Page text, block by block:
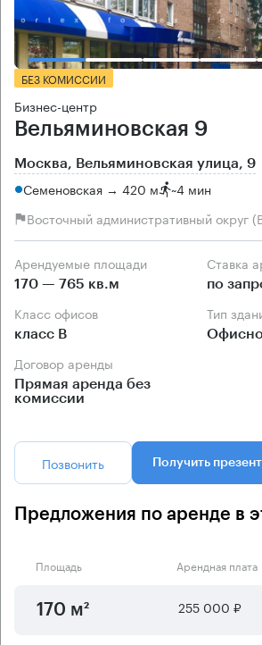
БЕЗ КОМИССИИ
Бизнес-центр
Вельяминовская 9
Москва, Вельяминовская улица, 9
Семеновская → 420 м ~4 мин
Восточный административный округ
Арендуемые площади
170 — 765 кв.м
Ставка
по
Класс офисов
класс B
Тип
Договор аренды
Прямая аренда без
комиссии
Позвонить Получить
Предложения по аренде в
Площадь Арендная плата
170 м² 255 000 ₽